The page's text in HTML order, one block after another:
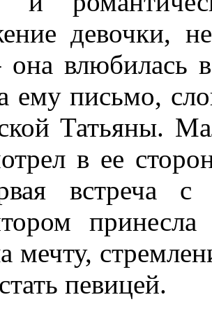
девочки,
влюбилась
ему письмо,
Татьяны.
в ее
встреча
мечту,
певицей.